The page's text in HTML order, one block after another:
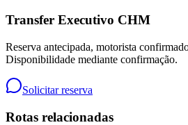
Transfer Executivo CHM
Reserva antecipada, motorista
Disponibilidade mediante confirmação.
Solicitar reserva
Rotas relacionadas